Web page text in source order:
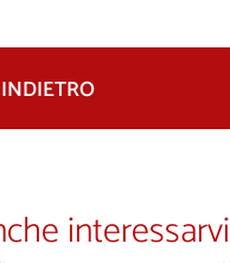
INDIETRO
interessarvi